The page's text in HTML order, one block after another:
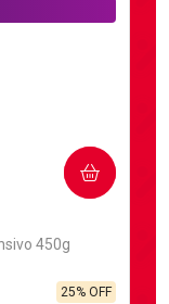
450g
25% OFF
COMPRAR